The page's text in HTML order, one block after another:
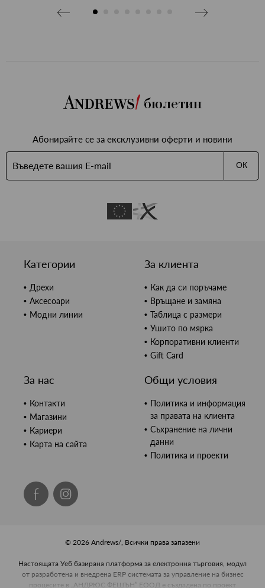
бюлетин
Абонирайте се за ексклузивни оферти и новини
ОК
Категории
Дрехи
Аксесоари
Модни линии
За клиента
Как да си поръчаме
Връщане и замяна
Таблица с размери
Ушито по мярка
Корпоративни клиенти
Gift Card
За нас
Контакти
Магазини
Кариери
Карта на сайта
Общи условия
Политика и информация
за правата на клиента
Съхранение на лични
данни
Политика и проекти
© 2026 Andrews/, Всички права запазени
Настоящата Уеб базирана платформа за електронна търговия, модул
от разработена и внедрена ERP системата за управление на бизнес
процесите в „АНДРЮС ФЕШЪН” ЕООД е създадена по проект